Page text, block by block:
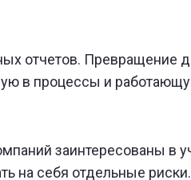
отчетов. Превращение
в процессы и
заинтересованы в
на себя отдельные